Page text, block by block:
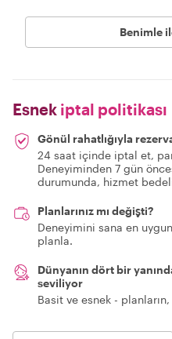
Benimle
Esnek iptal politikası
Gönül rahatlığıyla
24 saat içinde iptal et,
Deneyiminden 7 gün
durumunda, hizmet
Planlarınız mı değişti?
Deneyimini sana en
planla.
Dünyanın dört bir
seviliyor
Basit ve esnek - planların,